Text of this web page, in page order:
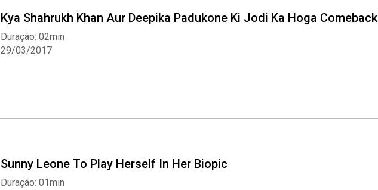
Kya Shahrukh Khan Aur Deepika Padukone Ki Jodi Ka Hoga Comeback
29/03/2017
Duração: 02min
Sunny Leone To Play Herself In Her Biopic
Duração: 01min